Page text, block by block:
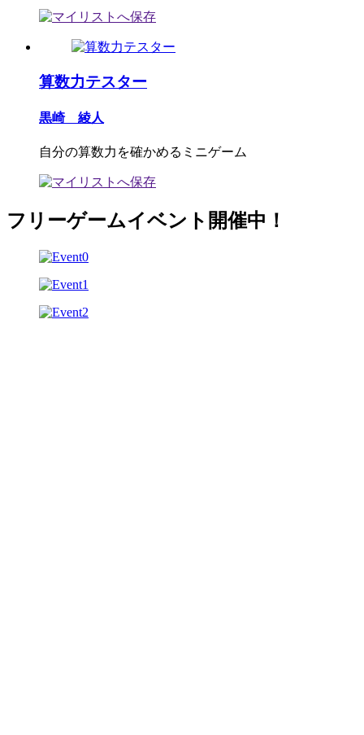
算数力テスター
黒崎 綾人
自分の算数力を確かめるミニゲーム
フリーゲームイベント開催中！